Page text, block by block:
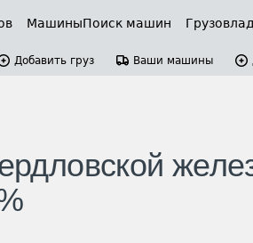
МашиныПоиск машин
Добавить груз Ваши машины